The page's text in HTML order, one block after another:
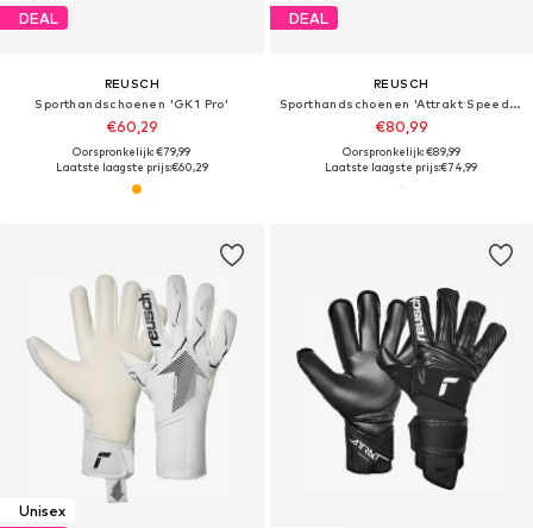
DEAL
REUSCH
Sporthandschoenen 'GK1 Pro'
€60,29
Oorspronkelijk: €79,99
Laatste laagste prijs:€60,29
DEAL
REUSCH
Sporthandschoenen 'Attrakt SpeedBump'
€80,99
Oorspronkelijk: €89,99
Laatste laagste prijs:€74,99
Unisex